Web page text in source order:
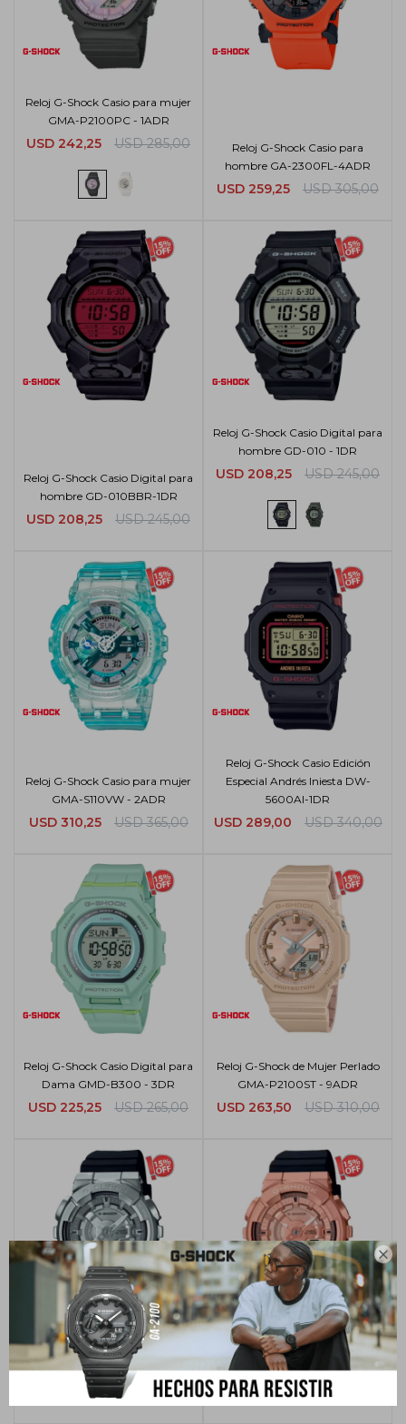

Reloj G-Shock Casio para mujer
GMA-P2100PC - 1ADR
USD 242,25 USD 285,00
Reloj G-Shock Casio para
hombre GA-2300FL-4ADR
USD 259,25 USD 305,00
Reloj G-Shock Casio Digital para
hombre GD-010BBR-1DR
USD 208,25 USD 245,00
Reloj G-Shock Casio Digital para
hombre GD-010 - 1DR
USD 208,25 USD 245,00
Reloj G-Shock Casio para mujer
GMA-S110VW - 2ADR
USD 310,25 USD 365,00
Reloj G-Shock Casio Edición
Especial Andrés Iniesta DW-
5600AI-1DR
USD 289,00 USD 340,00
Reloj G-Shock Casio Digital para
Dama GMD-B300 - 3DR
USD 225,25 USD 265,00
Reloj G-Shock de Mujer Perlado
GMA-P2100ST - 9ADR
USD 263,50 USD 310,00
Reloj G-Shock Casio para mujer
GM-S110-1ADR
361,25 USD 425,00
Reloj G-Shock Casio para mujer
GM-S110PG-1ADR
USD 391,00 USD